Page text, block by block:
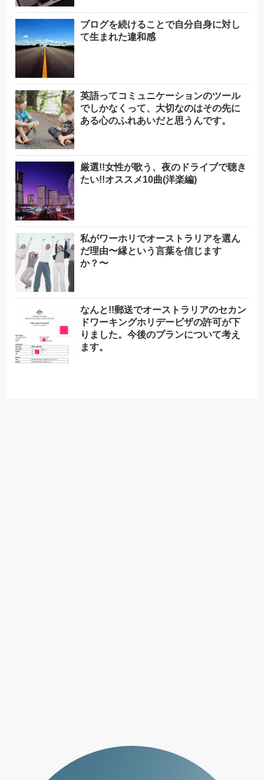
ブログを続けることで自分自身に対し
て生まれた違和感
英語ってコミュニケーションのツール
でしかなくって、大切なのはその先に
ある心のふれあいだと思うんです。
厳選!!女性が歌う、夜のドライブで聴き
たい!!オススメ10曲(洋楽編)
私がワーホリでオーストラリアを選ん
だ理由〜縁という言葉を信じます
か？〜
なんと!!郵送でオーストラリアのセカン
ドワーキングホリデービザの許可が下
りました。今後のプランについて考え
ます。